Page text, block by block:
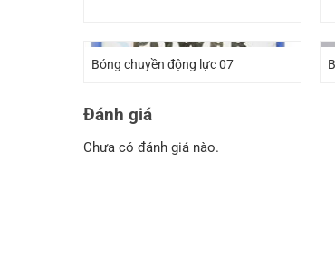
Bóng chuyền động lực 07
Đánh giá
Chưa có đánh giá nào.